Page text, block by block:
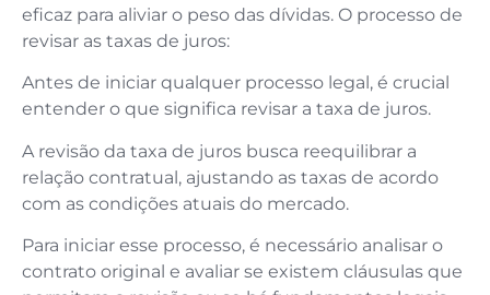
eficaz para aliviar o peso das dívidas. O processo de
revisar as taxas de juros:
Antes de iniciar qualquer processo legal, é crucial
entender o que significa revisar a taxa de juros.
A revisão da taxa de juros busca reequilibrar a
relação contratual, ajustando as taxas de acordo
com as condições atuais do mercado.
Para iniciar esse processo, é necessário analisar o
contrato original e avaliar se existem cláusulas que